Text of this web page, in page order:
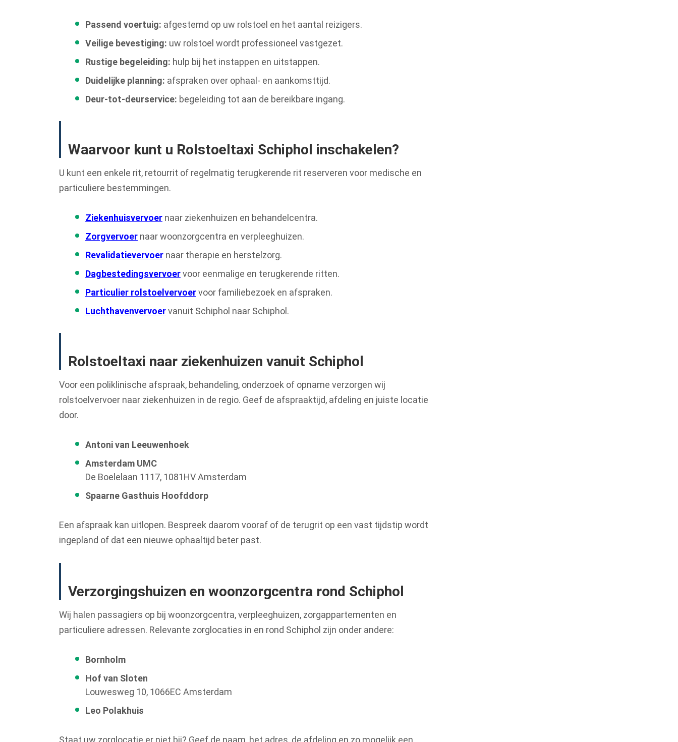
Passend voertuig: afgestemd op uw rolstoel en het aantal reizigers.
Veilige bevestiging: uw rolstoel wordt professioneel vastgezet.
Rustige begeleiding: hulp bij het instappen en uitstappen.
Duidelijke planning: afspraken over ophaal- en aankomsttijd.
Deur-tot-deurservice: begeleiding tot aan de bereikbare ingang.
Waarvoor kunt u Rolstoeltaxi Schiphol inschakelen?
U kunt een enkele rit, retourrit of regelmatig terugkerende rit reserveren voor medische en
particuliere bestemmingen.
Ziekenhuisvervoer naar ziekenhuizen en behandelcentra.
Zorgvervoer naar woonzorgcentra en verpleeghuizen.
Revalidatievervoer naar therapie en herstelzorg.
Dagbestedingsvervoervoor eenmalige en terugkerende ritten.
Particulier rolstoelvervoervoor familiebezoek en afspraken.
Luchthavenvervoervanuit Schiphol naar Schiphol.
Rolstoeltaxi naar ziekenhuizen vanuit Schiphol
Voor een poliklinische afspraak, behandeling, onderzoek of opname verzorgen wij
rolstoelvervoer naar ziekenhuizen in de regio. Geef de afspraaktijd, afdeling en juiste locatie
door.
Antoni van Leeuwenhoek
Amsterdam UMC
De Boelelaan 1117, 1081HV Amsterdam
Spaarne Gasthuis Hoofddorp
Een afspraak kan uitlopen. Bespreek daarom vooraf of de terugrit op een vast tijdstip wordt
ingepland of dat een nieuwe ophaaltijd beter past.
Verzorgingshuizen en woonzorgcentra rond Schiphol
Wij halen passagiers op bij woonzorgcentra, verpleeghuizen, zorgappartementen en
particuliere adressen. Relevante zorglocaties in en rond Schiphol zijn onder andere:
Bornholm
Hof van Sloten
Louwesweg 10, 1066EC Amsterdam
Leo Polakhuis
Staat uw zorglocatie er niet bij? Geef de naam, het adres, de afdeling en zo mogelijk een